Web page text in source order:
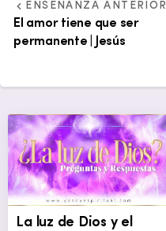
ENSEÑANZA ANTERIOR
El amor tiene que ser
permanente | Jesús
La luz de Dios y el